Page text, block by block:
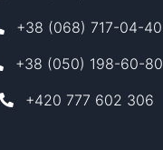
+38 (068) 717-04-40
+38 (050) 198-60-80
+420 777 602 306